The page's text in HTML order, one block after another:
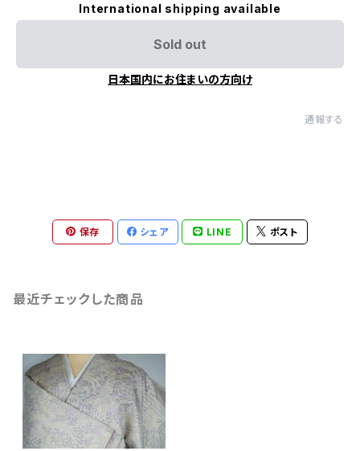
International shipping available
Sold out
日本国内にお住まいの方向け
通報する
保存 シェア LINE ポスト
最近チェックした商品